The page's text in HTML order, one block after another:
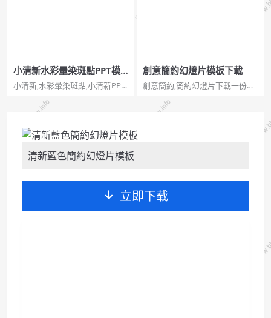
小清新水彩暈染斑點PPT模
板
小清新,水彩暈染斑點,小清新PPT,
PPT模板。一套簡約小清新幻燈
片模板，水彩噴濺斑點效果裝
創意簡約幻燈片模板下載
創意簡約,簡約幻燈片下載一份設
背景，以檯燈圖形為主要背景元
素，風格簡約，通用性強，能勝
清新藍色簡約幻燈片模板
立即下载